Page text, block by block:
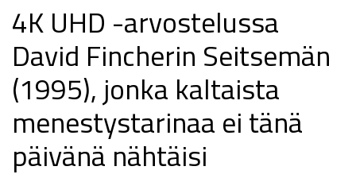
4K UHD -arvostelussa
David Fincherin Seitsemän
(1995), jonka kaltaista
menestystarinaa ei tänä
päivänä nähtäisi